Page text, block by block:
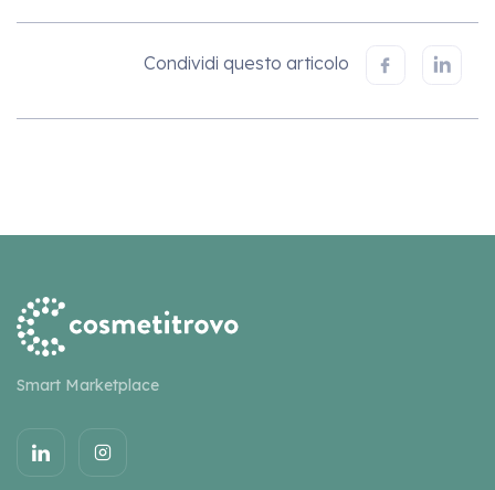
Condividi questo articolo
Smart Marketplace